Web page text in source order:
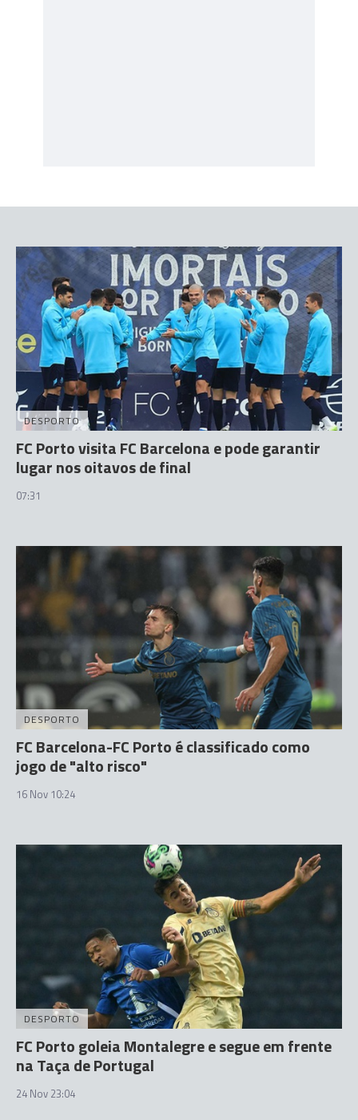
DESPORTO
FC Porto visita FC Barcelona e pode garantir
lugar nos oitavos de final
07:31
DESPORTO
FC Barcelona-FC Porto é classificado como
jogo de "alto risco"
16 Nov 10:24
DESPORTO
FC Porto goleia Montalegre e segue em frente
na Taça de Portugal
24 Nov 23:04